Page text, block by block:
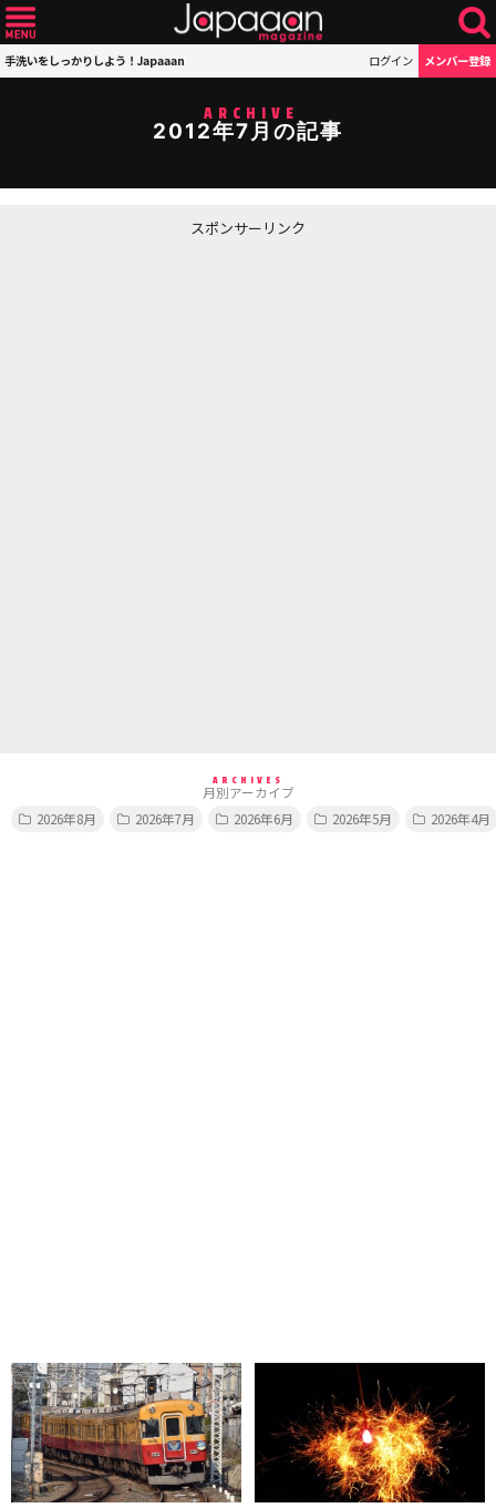
手洗いをしっかりしよう！Japaaan ログイン メンバー登録
ARCHIVE
2012年7月の記事
スポンサーリンク
ARCHIVES
月別アーカイブ
2026年8月
2026年7月 2026年6月 2026年5月 2026年4月